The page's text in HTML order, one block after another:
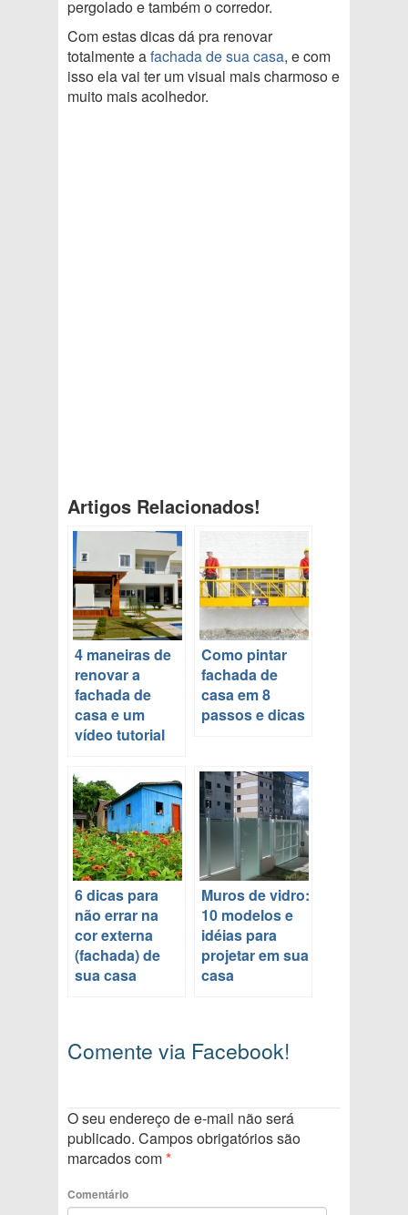
pergolado e também o corredor.
Com estas dicas dá pra renovar
totalmente afachada de sua casa, e com
isso ela vai ter um visual mais charmoso e
muito mais acolhedor.
Artigos Relacionados!
4 maneiras de
renovar a
fachada de
casa e um
vídeo tutorial
Como pintar
fachada de
casa em 8
passos e dicas
6 dicas para
não errar na
cor externa
(fachada) de
sua casa
Muros de vidro:
10 modelos e
idéias para
projetar em sua
casa
Comente via Facebook!
O seu endereço de e-mail não será
publicado. Campos obrigatórios são
marcados com*
Comentário